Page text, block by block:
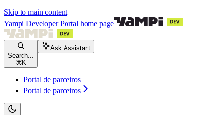
Skip to main content
Yampi Developer Portal home page
Search...
⌘ K
Ask Assistant
Portal de parceiros
Portal de parceiros